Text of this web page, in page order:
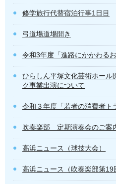
修学旅行代替宿泊行事1日目
弓道場道場開き
令和3年度「進路にかかわる
ひらしん平塚文化芸術ホール
ク事業出演について
令和３年度「若者の消費者ト
吹奏楽部 定期演奏会のご案
高浜ニュース（球技大会）
高浜ニュース（吹奏楽部第19